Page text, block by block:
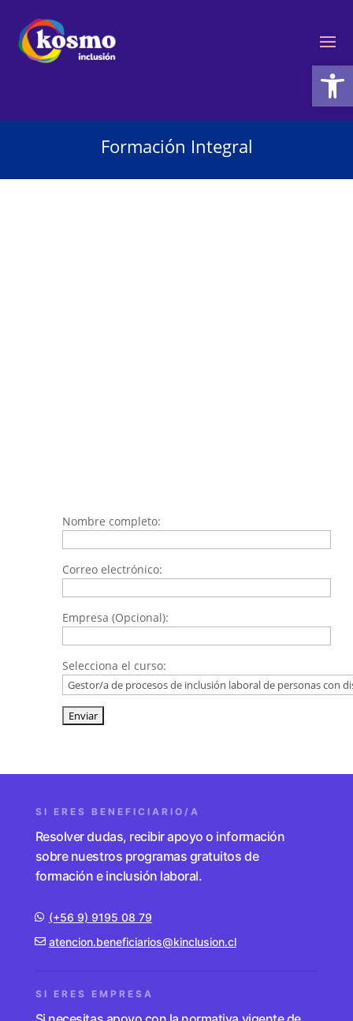
Formación Integral
Nombre completo:
Correo electrónico:
Empresa (Opcional):
Selecciona el curso:
SI ERES BENEFICIARIO/A
Resolver dudas, recibir apoyo o información
sobre nuestros programas gratuitos de
formación e inclusión laboral.
(+56 9) 9195 08 79
atencion.beneficiarios@kinclusion.cl
SI ERES EMPRESA